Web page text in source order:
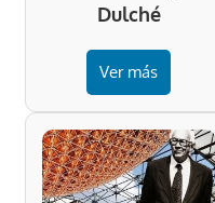
Dulché
Ver más